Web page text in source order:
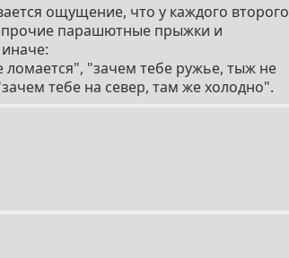
ощущение, что у каждого второго
прочие парашютные прыжки и
ломается", "зачем тебе ружье, тыж не
тебе на север, там же холодно".